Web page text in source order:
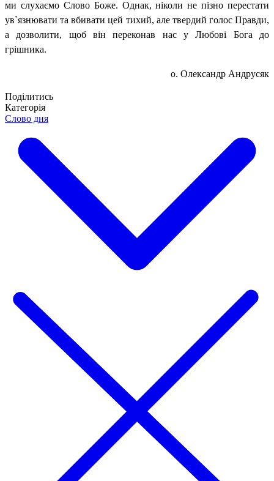
ми слухаємо Слово Боже. Однак, ніколи не пізно перестати
ув`язнювати та вбивати цей тихий, але твердий голос Правди,
а дозволити, щоб він переконав нас у Любові Бога до
грішника.
о. Олександр Андрусяк
Поділитись
Категорія
Слово дня